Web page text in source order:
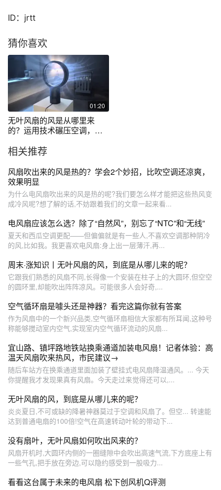
ID：jrtt
猜你喜欢
01:20
无叶风扇的风是从哪里来
的？运用技术碾压空调，没
相关推荐
风扇吹出来的风是热的？学会2个妙招，比吹空调还凉爽，
效果明显
为什么电风扇吹出来的风是热的呢?我们要怎么样才能把这些热风变
成冷风呢?想了解的话,不妨跟着我们的文章一起来看...
电风扇应该怎么选？除了“自然风”，别忘了“NTC”和“无线”
夏天和西瓜空调更配——但偏偏就是有一些人,不喜欢空调那种阴冷
的风,比如我。我更喜欢电风扇:身上出一层薄汗,再...
周末·涨知识丨无叶风扇的风，到底是从哪儿来的呢？
它跟我们熟悉的风扇不同,长得像一个安装在柱子上的大圆环,但空空
的圆环里,却能吹出阵阵凉风。可能很多人会好奇,...
空气循环扇是噱头还是神器？看完这篇你就有答案
作为风扇中的一个新兴品类,空气循环扇相信大家都有所耳闻,这种号
称能够搅动室内空气,实现室内空气循环流动的风扇...
宜山路、镇坪路地铁站换乘通道加装电风扇！记者体验：高
温天风扇吹来热风，市民建议→
随后车站方在换乘通道里面加装了壁挂式电风扇降温通风。... 今天
你提醒我才发现果真有风扇。今天走过来觉得还可以,...
无叶风扇的风，到底是从哪儿来的呢？
炎炎夏日,不可或缺的降暑神器莫过于空调和风扇了。但空... 转速能
达到普通电扇的100倍!空气在高速转动叶轮的带动下...
没有扇叶，无叶风扇如何吹出风来的？
风扇开机时,大圆环内侧的一圈缝隙中会吹出高速气流,下方底座上有
一些气孔,把手放在旁边,可以隐约感受到一股吸力...
看看这台属于未来的电风扇 松下创风机Q评测